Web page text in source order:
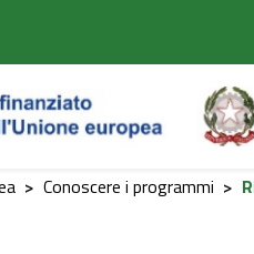
> Conoscere i programmi >